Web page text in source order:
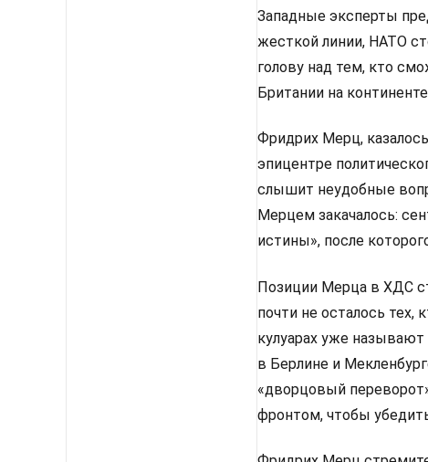
Западные эксперты
жесткой линии, НАТО
голову над тем, кто
Британии на
Фридрих Мерц,
эпицентре
слышит неудобные
Мерцем закачалось:
истины», после
Позиции Мерца в ХДС
почти не осталось тех,
кулуарах уже
в Берлине и
«дворцовый
фронтом, чтобы